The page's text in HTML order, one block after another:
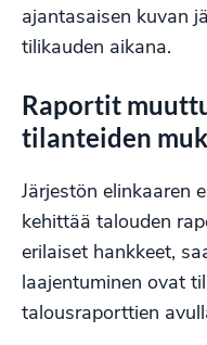
ajantasaisen kuvan
tilikauden aikana.
Raportit
tilanteiden
Järjestön elinkaaren
kehittää talouden
erilaiset hankkeet,
laajentuminen ovat
talousraporttien